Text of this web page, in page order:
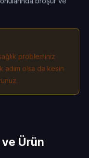
probleminiz
adım olsa da kesin
Ürün